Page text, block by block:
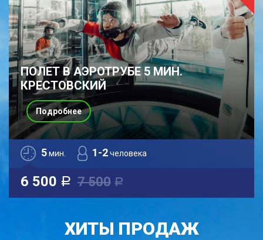
ПОЛЕТ В АЭРОТРУБЕ 5 МИН.
КРЕСТОВСКИЙ
5мин. 1-2человека
6 500 a 7 500 a
Подробнее
ХИТЫ ПРОДАЖ